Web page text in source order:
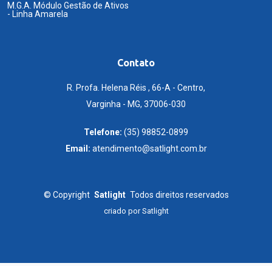
M.G.A. Módulo Gestão de Ativos
- Linha Amarela
Contato
R. Profa. Helena Réis , 66-A - Centro,
Varginha - MG, 37006-030
Telefone: (35) 98852-0899
Email: atendimento@satlight.com.br
© Copyright Satlight Todos direitos reservados
criado porSatlight